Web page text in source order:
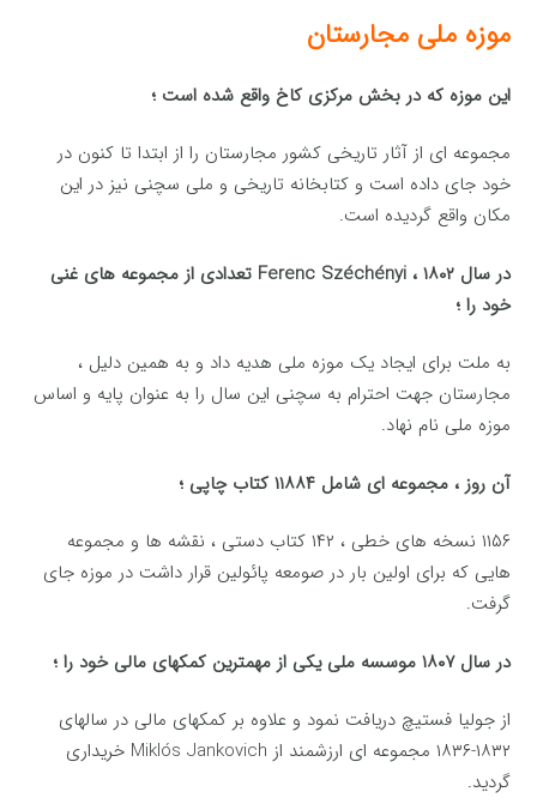
موزه ملی مجارستان
این موزه که در بخش مرکزی کاخ واقع شده است ؛
مجموعه ای از آثار تاریخی کشور مجارستان را از ابتدا تا کنون در
خود جای داده است و کتابخانه تاریخی و ملی سچنی نیز در این
مکان واقع گردیده است.
در سال ۱۸۰۲ ، Ferenc Széchényi تعدادی از مجموعه های غنی
خود را ؛
به ملت برای ایجاد یک موزه ملی هدیه داد و به همین دلیل ،
مجارستان جهت احترام به سچنی این سال را به عنوان پایه و اساس
موزه ملی نام نهاد.
آن روز ، مجموعه ای شامل ۱۱۸۸۴ کتاب چاپی ؛
۱۱۵۶ نسخه های خطی ، ۱۴۲ کتاب دستی ، نقشه ها و مجموعه
هایی که برای اولین بار در صومعه پائولین قرار داشت در موزه جای
گرفت.
در سال ۱۸۰۷ موسسه ملی یکی از مهمترین کمکهای مالی خود را ؛
از جولیا فستیچ دریافت نمود و علاوه بر کمکهای مالی در سالهای
۱۸۳۲-۱۸۳۶ مجموعه ای ارزشمند از Miklós Jankovich خریداری
گردید.